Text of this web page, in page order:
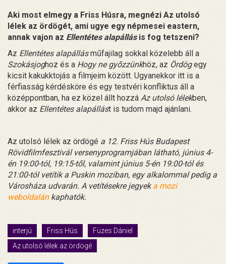
Aki most elmegy a Friss Húsra, megnézi Az utolsó
lélek az ördögét, ami ugye egy népmesei eastern,
annak vajon az Ellentétes alapállásis fog tetszeni?
Az Ellentétes alapállásműfajilag sokkal közelebb áll a
Szokásjoghoz és a Hogy ne győzzünkhöz, az Ördögegy
kicsit kakukktojás a filmjeim között. Ugyanekkor itt is a
férfiasság kérdésköre és egy testvéri konfliktus áll a
középpontban, ha ez közel állt hozzá Az utolsó lélekben,
akkor az Ellentétes alapállást is tudom majd ajánlani.
Az utolsó lélek az ördögé a 12. Friss Hús Budapest
Rövidfilmfesztivál versenyprogramjában látható, június 4-
én 19:00-tól, 19:15-től, valamint június 5-én 19:00-tól és
21:00-tól vetítik a Puskin moziban, egy alkalommal pedig a
Városháza udvarán. A vetítésekre jegyeka mozi
weboldalánkaphatók.
interjú Friss Hús
Füzes Dániel
Az utolsó lélek az ördögé